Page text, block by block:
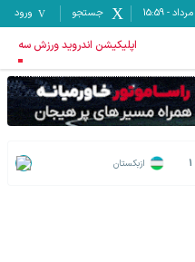
-
15:59 جستجو ورود
اپلیکیشن اندروید ورزش سه
1 ازبکستان